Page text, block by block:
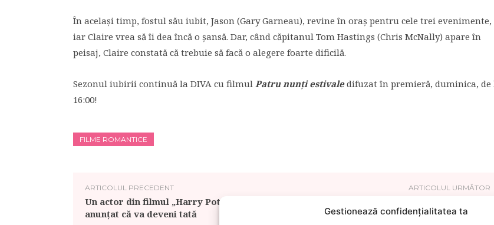
Gestionează confidențialitatea ta
În același timp, fostul său iubit, Jason (Gary Garneau), revine în oraș pentru cele trei evenimente,
iar Claire vrea să îi dea încă o șansă. Dar, când căpitanul Tom Hastings (Chris McNally) apare în
peisaj, Claire constată că trebuie să facă o alegere foarte dificilă.
Sezonul iubirii continuă la DIVA cu filmul Patru nunți estivaledifuzat în premieră, duminica, de
16:00!
FILME ROMANTICE
ARTICOLUL PRECEDENT
Un actor din filmul „Harry Potter” a
anunţat că va deveni tată
ARTICOLUL URMĂTOR
filme de bine